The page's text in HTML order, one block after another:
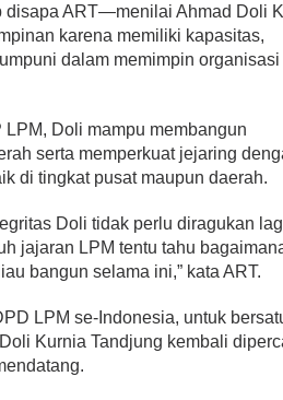
ART—menilai Ahmad Doli
karena memiliki kapasitas,
dalam memimpin organisasi
Doli mampu membangun
serta memperkuat jejaring
di tingkat pusat maupun daerah.
Doli tidak perlu diragukan
jajaran LPM tentu tahu
bangun selama ini,” kata ART.
LPM se-Indonesia, untuk
Kurnia Tandjung kembali